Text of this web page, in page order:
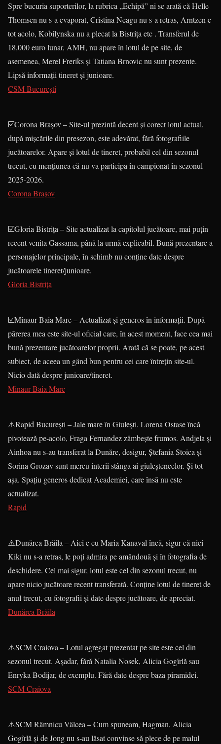
Spre bucuria suporterilor, la rubrica „Echipă” ni se arată că Helle
Thomsen nu s-a evaporat, Cristina Neagu nu s-a retras, Arntzen e
tot acolo, Kobilynska nu a plecat la Bistrița etc . Transferul de
18,000 euro lunar, AMH, nu apare în lotul de pe site, de
asemenea, Merel Freriks și Tatiana Brnovic nu sunt prezente.
Lipsă informații tineret și junioare.
CSM București
☑️Corona Brașov – Site-ul prezintă decent și corect lotul actual,
după mișcările din presezon, este adevărat, fără fotografiile
jucătoarelor. Apare și lotul de tineret, probabil cel din sezonul
trecut, cu mențiunea că nu va participa în campionat în sezonul
2025-2026.
Corona Brașov
☑️Gloria Bistrița – Site actualizat la capitolul jucătoare, mai puțin
recent venita Gassama, până la urmă explicabil. Bună prezentare a
personajelor principale, în schimb nu conține date despre
jucătoarele tineret/junioare.
Gloria Bistrița
☑️Minaur Baia Mare – Actualizat și generos în informații. După
părerea mea este site-ul oficial care, în acest moment, face cea mai
bună prezentare jucătoarelor proprii. Arată că se poate, pe acest
subiect, de aceea un gând bun pentru cei care întrețin site-ul.
Nicio dată despre junioare/tineret.
Minaur Baia Mare
⚠️Rapid București – Jale mare în Giulești. Lorena Ostase încă
pivotează pe-acolo, Fraga Fernandez zâmbește frumos. Andjela și
Ainhoa nu s-au transferat la Dunăre, desigur, Ștefania Stoica și
Sorina Grozav sunt mereu interii stânga ai giuleștencelor. Și tot
așa. Spațiu generos dedicat Academiei, care însă nu este
actualizat.
Rapid
⚠️Dunărea Brăila – Aici e cu Maria Kanaval încă, sigur că nici
Kiki nu s-a retras, le poți admira pe amândouă și în fotografia de
deschidere. Cel mai sigur, lotul este cel din sezonul trecut, nu
apare nicio jucătoare recent transferată. Conține lotul de tineret de
anul trecut, cu fotografii și date despre jucătoare, de apreciat.
Dunărea Brăila
⚠️SCM Craiova – Lotul agregat prezentat pe site este cel din
sezonul trecut. Așadar, fără Natalia Nosek, Alicia Gogîrlă sau
Enryka Bodijar, de exemplu. Fără date despre baza piramidei.
SCM Craiova
⚠️SCM Râmnicu Vâlcea – Cum spuneam, Hagman, Alicia
Gogîrlă și de Jong nu s-au lăsat convinse să plece de pe malul